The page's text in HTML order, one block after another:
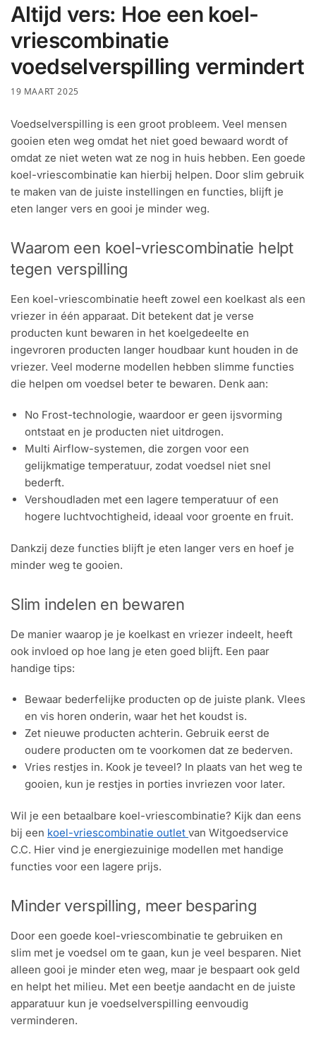
Altijd vers: Hoe een koel-
vriescombinatie
voedselverspilling vermindert
19 MAART 2025
Voedselverspilling is een groot probleem. Veel mensen
gooien eten weg omdat het niet goed bewaard wordt of
omdat ze niet weten wat ze nog in huis hebben. Een goede
koel-vriescombinatie kan hierbij helpen. Door slim gebruik
te maken van de juiste instellingen en functies, blijft je
eten langer vers en gooi je minder weg.
Waarom een koel-vriescombinatie helpt
tegen verspilling
Een koel-vriescombinatie heeft zowel een koelkast als een
vriezer in één apparaat. Dit betekent dat je verse
producten kunt bewaren in het koelgedeelte en
ingevroren producten langer houdbaar kunt houden in de
vriezer. Veel moderne modellen hebben slimme functies
die helpen om voedsel beter te bewaren. Denk aan:
No Frost-technologie, waardoor er geen ijsvorming
ontstaat en je producten niet uitdrogen.
Multi Airflow-systemen, die zorgen voor een
gelijkmatige temperatuur, zodat voedsel niet snel
bederft.
Vershoudladen met een lagere temperatuur of een
hogere luchtvochtigheid, ideaal voor groente en fruit.
Dankzij deze functies blijft je eten langer vers en hoef je
minder weg te gooien.
Slim indelen en bewaren
De manier waarop je je koelkast en vriezer indeelt, heeft
ook invloed op hoe lang je eten goed blijft. Een paar
handige tips:
Bewaar bederfelijke producten op de juiste plank. Vlees
en vis horen onderin, waar het het koudst is.
Zet nieuwe producten achterin. Gebruik eerst de
oudere producten om te voorkomen dat ze bederven.
Vries restjes in. Kook je teveel? In plaats van het weg te
gooien, kun je restjes in porties invriezen voor later.
Wil je een betaalbare koel-vriescombinatie? Kijk dan eens
bij een koel-vriescombinatie outlet van Witgoedservice
C.C. Hier vind je energiezuinige modellen met handige
functies voor een lagere prijs.
Minder verspilling, meer besparing
Door een goede koel-vriescombinatie te gebruiken en
slim met je voedsel om te gaan, kun je veel besparen. Niet
alleen gooi je minder eten weg, maar je bespaart ook geld
en helpt het milieu. Met een beetje aandacht en de juiste
apparatuur kun je voedselverspilling eenvoudig
verminderen.